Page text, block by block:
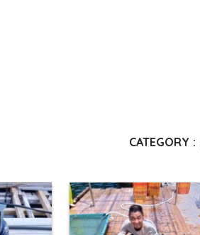
CATEGORY :